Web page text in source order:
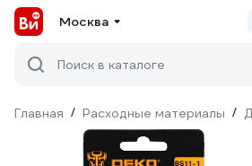
Москва
Поиск в каталоге
Главная / Расходные материалы /